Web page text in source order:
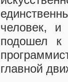
человек,
подошел к
главной